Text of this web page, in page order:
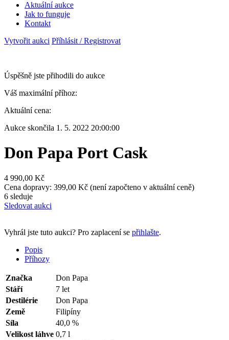
Aktuální aukce
Jak to funguje
Kontakt
Vytvořit aukci Příhlásit / Registrovat
Úspěšně jste přihodili do aukce
Váš maximální příhoz:
Aktuální cena:
Aukce skončila 1. 5. 2022 20:00:00
Don Papa Port Cask
4 990,00 Kč
Cena dopravy: 399,00 Kč (není započteno v aktuální ceně)
6 sleduje
Sledovat aukci
Vyhrál jste tuto aukci? Pro zaplacení se přihlašte.
Popis
Příhozy
Značka
Don Papa
Stáří
7 let
Destilérie
Don Papa
Země
Filipíny
Síla
40,0 %
Velikost láhve 0,7 l